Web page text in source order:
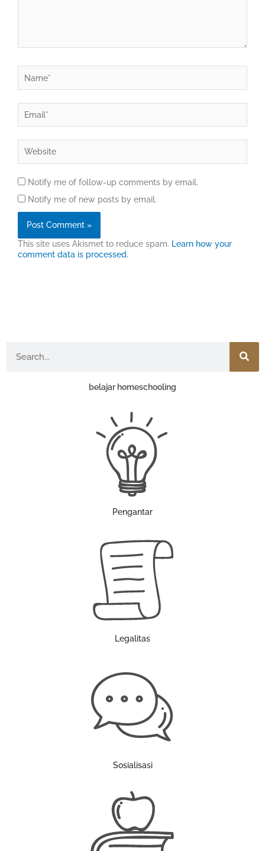
Notify me of follow-up comments by email.
Notify me of new posts by email.
This site uses Akismet to reduce spam. Learn how your
comment data is processed.
belajar homeschooling
Pengantar
Legalitas
Sosialisasi